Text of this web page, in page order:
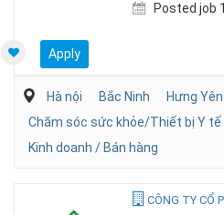
Posted job
Apply
Hà nội Bắc Ninh
Hưng Yên
Chăm sóc sức khỏe/Thiết bị Y tế
Kinh doanh / Bán hàng
CÔNG TY CỔ